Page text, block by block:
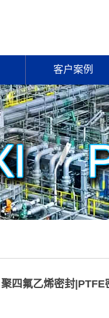
客户案例
聚四氟乙烯密封|PTFE